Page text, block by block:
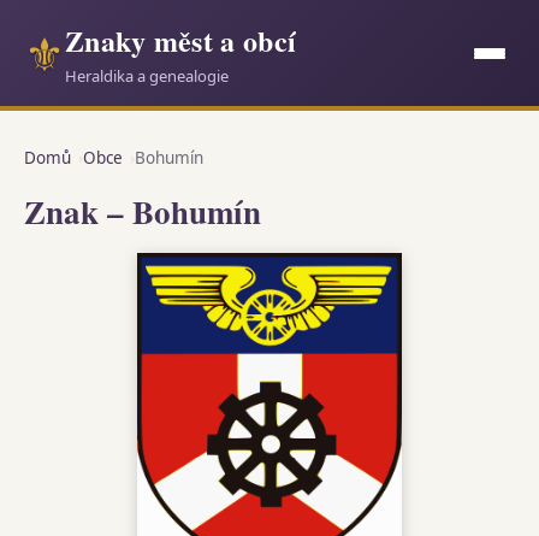
⚜Znaky měst a obcí
Heraldika a genealogie
Domů Obce Bohumín
Znak – Bohumín